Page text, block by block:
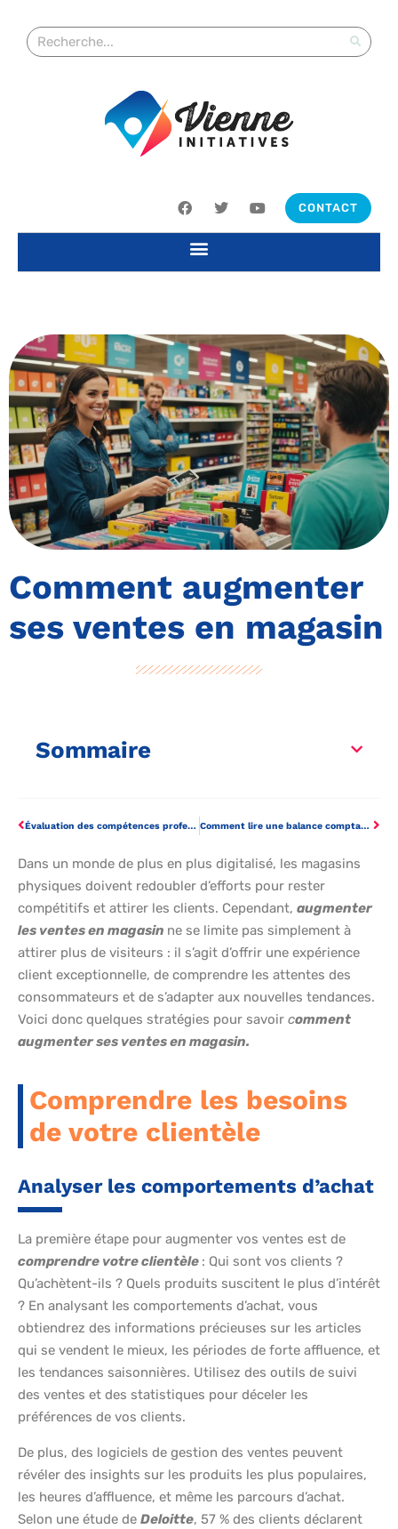
CONTACT
Comment augmenter
ses ventes en magasin
Sommaire
Évaluation des compétences professionnelles Comment lire une balance comptable
Dans un monde de plus en plus digitalisé, les magasins
physiques doivent redoubler d’efforts pour rester
compétitifs et attirer les clients. Cependant, augmenter
les ventes en magasin ne se limite pas simplement à
attirer plus de visiteurs : il s’agit d’offrir une expérience
client exceptionnelle, de comprendre les attentes des
consommateurs et de s’adapter aux nouvelles tendances.
Voici donc quelques stratégies pour savoir comment
augmenter ses ventes en magasin.
Comprendre les besoins
de votre clientèle
Analyser les comportements d’achat
La première étape pour augmenter vos ventes est de
comprendre votre clientèle : Qui sont vos clients ?
Qu’achètent-ils ? Quels produits suscitent le plus d’intérêt
? En analysant les comportements d’achat, vous
obtiendrez des informations précieuses sur les articles
qui se vendent le mieux, les périodes de forte affluence, et
les tendances saisonnières. Utilisez des outils de suivi
des ventes et des statistiques pour déceler les
préférences de vos clients.
De plus, des logiciels de gestion des ventes peuvent
révéler des insights sur les produits les plus populaires,
les heures d’affluence, et même les parcours d’achat.
Selon une étude de Deloitte, 57 % des clients déclarent